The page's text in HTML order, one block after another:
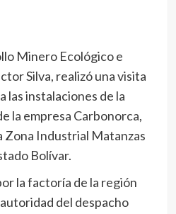
Minero Ecológico e
Silva, realizó una visita
las instalaciones de la
la empresa Carbonorca,
Zona Industrial Matanzas
Bolívar.
la factoría de la región
del despacho